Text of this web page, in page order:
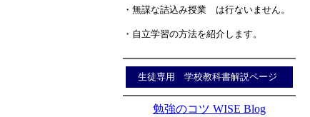
・無謀な詰込み授業 は行ないません。
・自立学習の方法を紹介します。
生徒専用 学校教科書解説ページ
勉強のコツ WISE Blog